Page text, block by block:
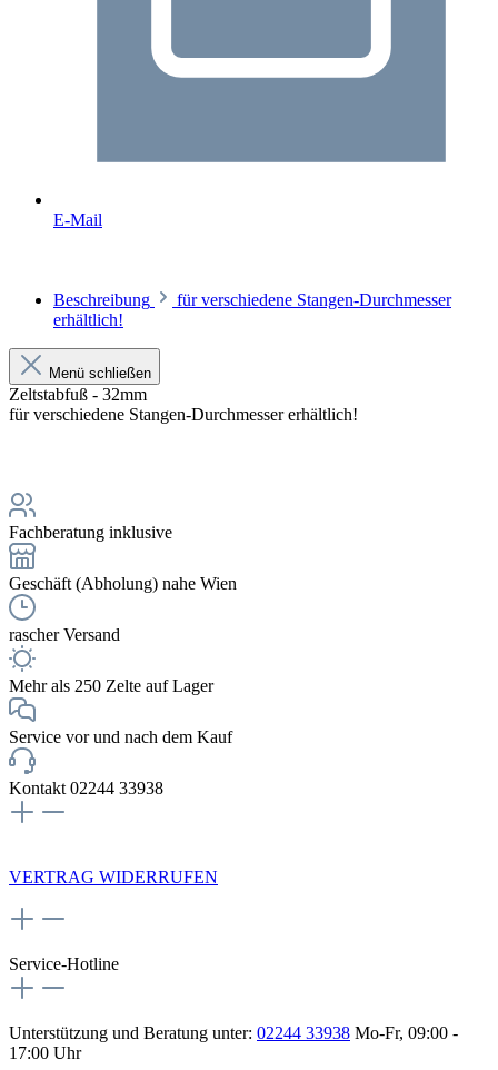
E-Mail
Beschreibung
für verschiedene Stangen-Durchmesser
erhältlich!
Menü schließen
Zeltstabfuß - 32mm
für verschiedene Stangen-Durchmesser erhältlich!
Fachberatung inklusive
Geschäft (Abholung) nahe Wien
rascher Versand
Mehr als 250 Zelte auf Lager
Service vor und nach dem Kauf
Kontakt 02244 33938
VERTRAG WIDERRUFEN
Service-Hotline
Unterstützung und Beratung unter: 02244 33938 Mo-Fr, 09:00 -
17:00 Uhr